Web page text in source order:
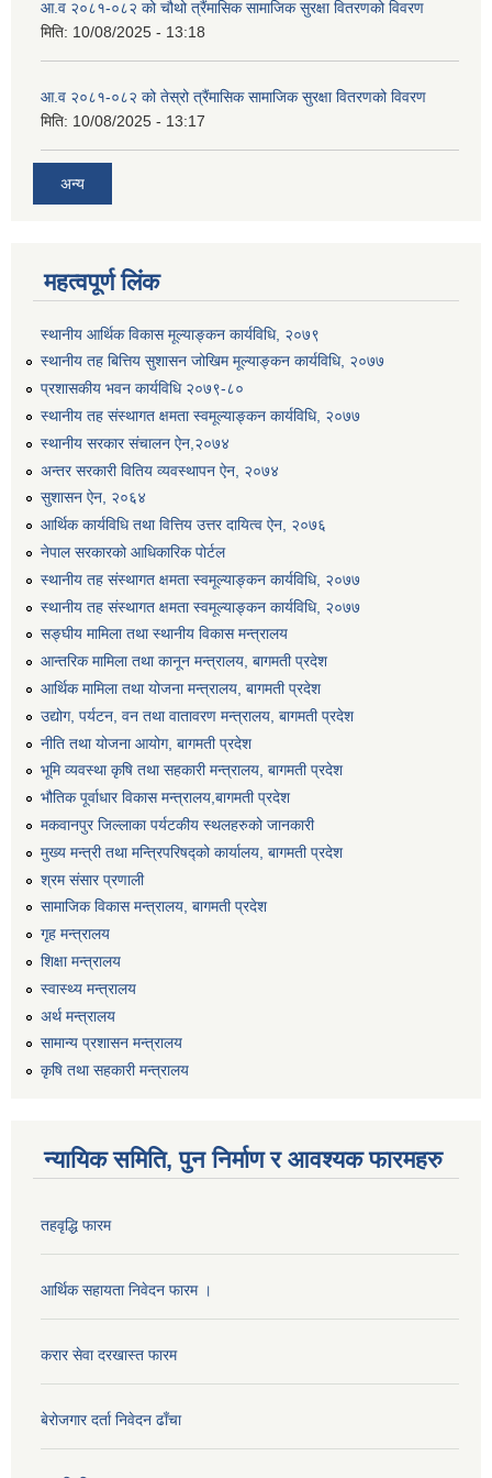
आ.व २०८१-०८२ को चौथो त्रैंमासिक सामाजिक सुरक्षा वितरणको विवरण
मिति: 10/08/2025 - 13:18
आ.व २०८१-०८२ को तेस्रो त्रैंमासिक सामाजिक सुरक्षा वितरणको विवरण
मिति: 10/08/2025 - 13:17
अन्य
महत्वपूर्ण लिंक
स्थानीय आर्थिक विकास मूल्याङ्कन कार्यविधि, २०७९
स्थानीय तह बित्तिय सुशासन जोखिम मूल्याङ्कन कार्यविधि, २०७७
प्रशासकीय भवन कार्यविधि २०७९-८०
स्थानीय तह संस्थागत क्षमता स्वमूल्याङ्कन कार्यविधि, २०७७
स्थानीय सरकार संचालन ऐन,२०७४
अन्तर सरकारी वितिय व्यवस्थापन ऐन, २०७४
सुशासन ऐन, २०६४
आर्थिक कार्यविधि तथा वित्तिय उत्तर दायित्व ऐन, २०७६
नेपाल सरकारको आधिकारिक पोर्टल
स्थानीय तह संस्थागत क्षमता स्वमूल्याङ्कन कार्यविधि, २०७७
स्थानीय तह संस्थागत क्षमता स्वमूल्याङ्कन कार्यविधि, २०७७
सङ्घीय मामिला तथा स्थानीय विकास मन्त्रालय
आन्तरिक मामिला तथा कानून मन्त्रालय, बागमती प्रदेश
आर्थिक मामिला तथा योजना मन्त्रालय, बागमती प्रदेश
उद्योग, पर्यटन, वन तथा वातावरण मन्त्रालय, बागमती प्रदेश
नीति तथा योजना आयोग, बागमती प्रदेश
भूमि व्यवस्था कृषि तथा सहकारी मन्त्रालय, बागमती प्रदेश
भौतिक पूर्वाधार विकास मन्त्रालय,बागमती प्रदेश
मकवानपुर जिल्लाका पर्यटकीय स्थलहरुको जानकारी
मुख्य मन्त्री तथा मन्त्रिपरिषद्को कार्यालय, बागमती प्रदेश
श्रम संसार प्रणाली
सामाजिक विकास मन्त्रालय, बागमती प्रदेश
गृह मन्त्रालय
शिक्षा मन्त्रालय
स्वास्थ्य मन्त्रालय
अर्थ मन्त्रालय
सामान्य प्रशासन मन्त्रालय
कृषि तथा सहकारी मन्त्रालय
न्यायिक समिति, पुन निर्माण र आवश्यक फारमहरु
तहवृद्धि फारम
आर्थिक सहायता निवेदन फारम ।
करार सेवा दरखास्त फारम
बेरोजगार दर्ता निवेदन ढाँचा